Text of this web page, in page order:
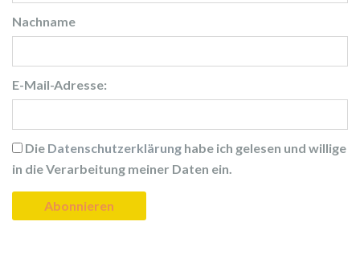
Nachname
E-Mail-Adresse:
Die Datenschutzerklärung habe ich gelesen und willige
in die Verarbeitung meiner Daten ein.